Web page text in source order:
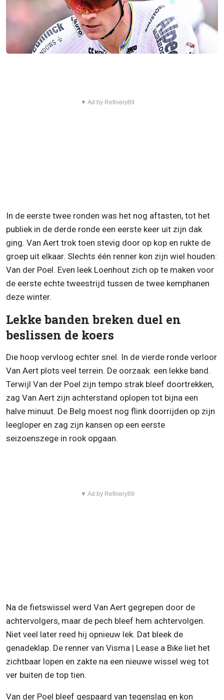
▼ Ad by Refinery89
In de eerste twee ronden was het nog aftasten, tot het
publiek in de derde ronde een eerste keer uit zijn dak
ging. Van Aert trok toen stevig door op kop en rukte de
groep uit elkaar. Slechts één renner kon zijn wiel houden:
Van der Poel. Even leek Loenhout zich op te maken voor
de eerste echte tweestrijd tussen de twee kemphanen
deze winter.
Lekke banden breken duel en
beslissen de koers
Die hoop vervloog echter snel. In de vierde ronde verloor
Van Aert plots veel terrein. De oorzaak: een lekke band.
Terwijl Van der Poel zijn tempo strak bleef doortrekken,
zag Van Aert zijn achterstand oplopen tot bijna een
halve minuut. De Belg moest nog flink doorrijden op zijn
leegloper en zag zijn kansen op een eerste
seizoenszege in rook opgaan.
▼ Ad by Refinery89
Na de fietswissel werd Van Aert gegrepen door de
achtervolgers, maar de pech bleef hem achtervolgen.
Niet veel later reed hij opnieuw lek. Dat bleek de
genadeklap. De renner van Visma | Lease a Bike liet het
zichtbaar lopen en zakte na een nieuwe wissel weg tot
ver buiten de top tien.
Van der Poel bleef gespaard van tegenslag en kon